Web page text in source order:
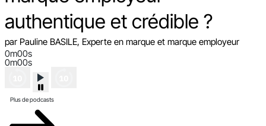
authentique et crédible ?
par Pauline BASILE, Experte en marque et marque employeur
0m00s
0m00s
Plus de podcasts